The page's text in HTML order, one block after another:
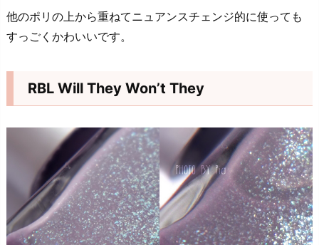
他のポリの上から重ねてニュアンスチェンジ的に使っても
すっごくかわいいです。
RBL Will They Won’t They